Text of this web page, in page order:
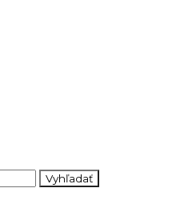
Vyhľadať